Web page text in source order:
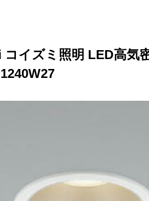
イズミ照明 LED高気